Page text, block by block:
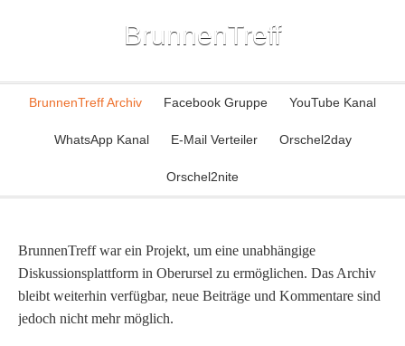
BrunnenTreff
BrunnenTreff Archiv Facebook Gruppe YouTube Kanal
WhatsApp Kanal E-Mail Verteiler Orschel2day
Orschel2nite
BrunnenTreff war ein Projekt, um eine unabhängige
Diskussionsplattform in Oberursel zu ermöglichen. Das Archiv
bleibt weiterhin verfügbar, neue Beiträge und Kommentare sind
jedoch nicht mehr möglich.